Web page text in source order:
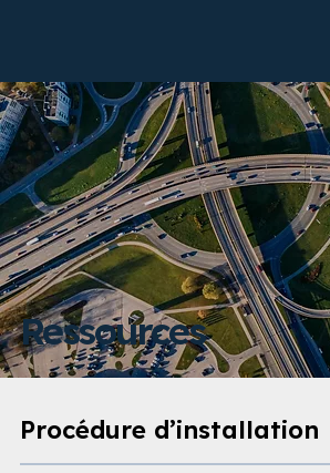
Ressources
Procédure d’installation